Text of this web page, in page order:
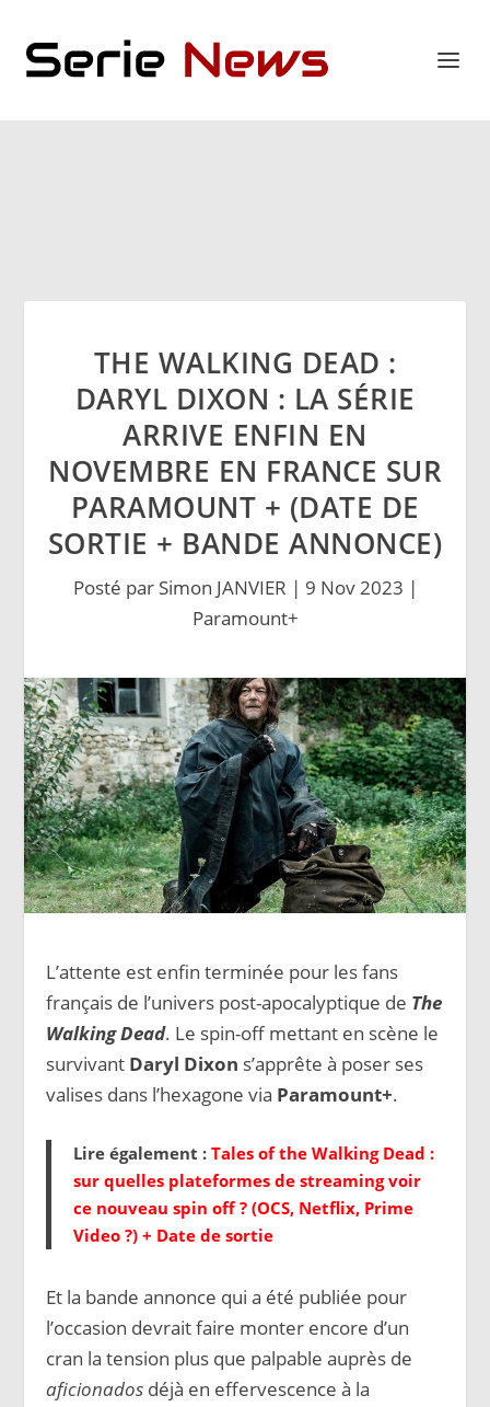
THE WALKING DEAD :
DARYL DIXON : LA SÉRIE
ARRIVE ENFIN EN
NOVEMBRE EN FRANCE SUR
PARAMOUNT + (DATE DE
SORTIE + BANDE ANNONCE)
Posté par Simon JANVIER | 9 Nov 2023 |
Paramount+
L’attente est enfin terminée pour les fans
français de l’univers post-apocalyptique de The
Walking Dead. Le spin-off mettant en scène le
survivant Daryl Dixon s’apprête à poser ses
valises dans l’hexagone via Paramount+.
Lire également :Tales of the Walking Dead :
sur quelles plateformes de streaming voir
ce nouveau spin off ? (OCS, Netflix, Prime
Video ?) + Date de sortie
Et la bande annonce qui a été publiée pour
l’occasion devrait faire monter encore d’un
cran la tension plus que palpable auprès de
aficionados déjà en effervescence à la